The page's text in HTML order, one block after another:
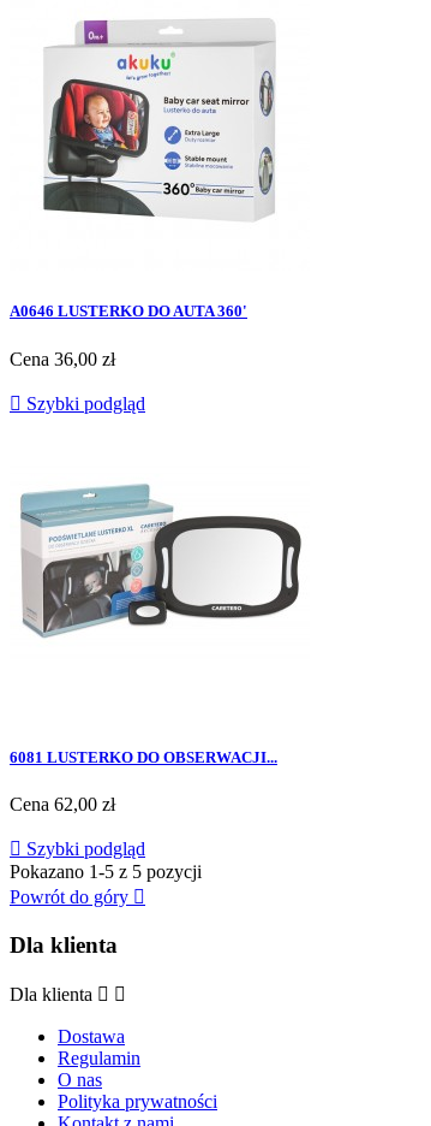
A0646 LUSTERKO DO AUTA 360'
Cena 36,00 zł
 Szybki podgląd
6081 LUSTERKO DO OBSERWACJI...
Cena 62,00 zł
 Szybki podgląd
Pokazano 1-5 z 5 pozycji
Powrót do góry 
Dla klienta
Dla klienta  
Dostawa
Regulamin
O nas
Polityka prywatności